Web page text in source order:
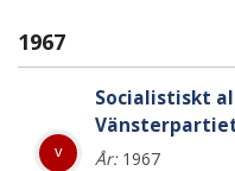
1967
v
Socialistiskt
År:1967